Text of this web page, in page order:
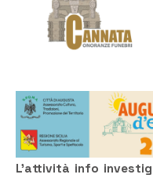
L’attività info